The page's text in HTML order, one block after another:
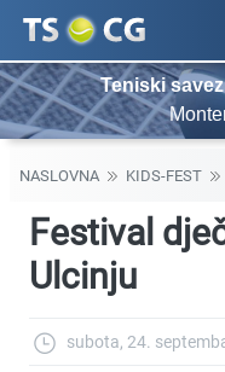
Teniski
NASLOVNA KIDS-FEST
Festival
Ulcinju
subota, 24.